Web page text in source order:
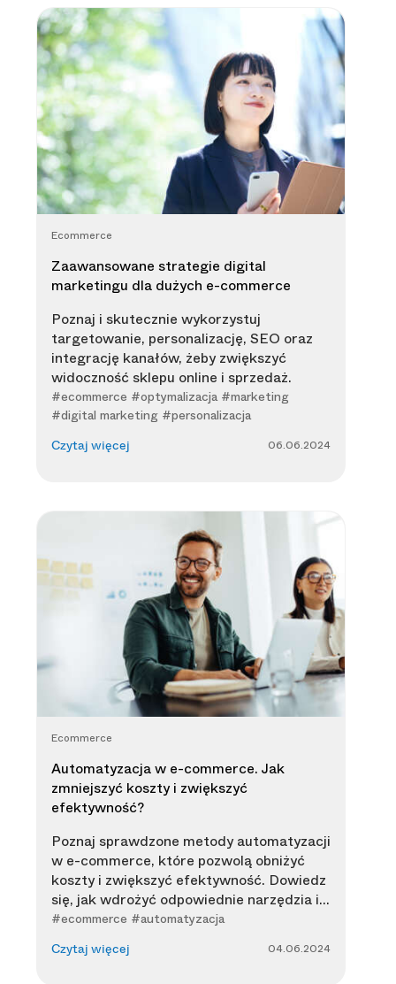
Ecommerce
Zaawansowane strategie digital
marketingu dla dużych e-commerce
Poznaj i skutecznie wykorzystuj
targetowanie, personalizację, SEO oraz
integrację kanałów, żeby zwiększyć
widoczność sklepu online i sprzedaż.
#ecommerce #optymalizacja #marketing
#digital marketing #personalizacja
Czytaj więcej 06.06.2024
Ecommerce
Automatyzacja w e-commerce. Jak
zmniejszyć koszty i zwiększyć
efektywność?
Poznaj sprawdzone metody automatyzacji
w e-commerce, które pozwolą obniżyć
koszty i zwiększyć efektywność. Dowiedz
się, jak wdrożyć odpowiednie narzędzia i...
#ecommerce #automatyzacja
Czytaj więcej 04.06.2024